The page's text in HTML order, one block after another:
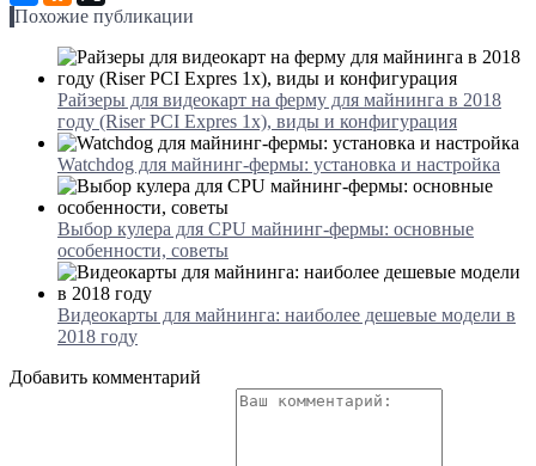
Похожие публикации
Райзеры для видеокарт на ферму для майнинга в 2018
году (Riser PCI Expres 1x), виды и конфигурация
Watchdog для майнинг-фермы: установка и настройка
Выбор кулера для CPU майнинг-фермы: основные
особенности, советы
Видеокарты для майнинга: наиболее дешевые модели в
2018 году
Добавить комментарий